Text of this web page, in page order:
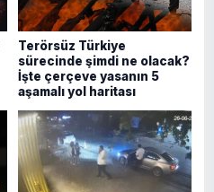
Terörsüz Türkiye
sürecinde şimdi ne olacak?
İşte çerçeve yasanın 5
aşamalı yol haritası